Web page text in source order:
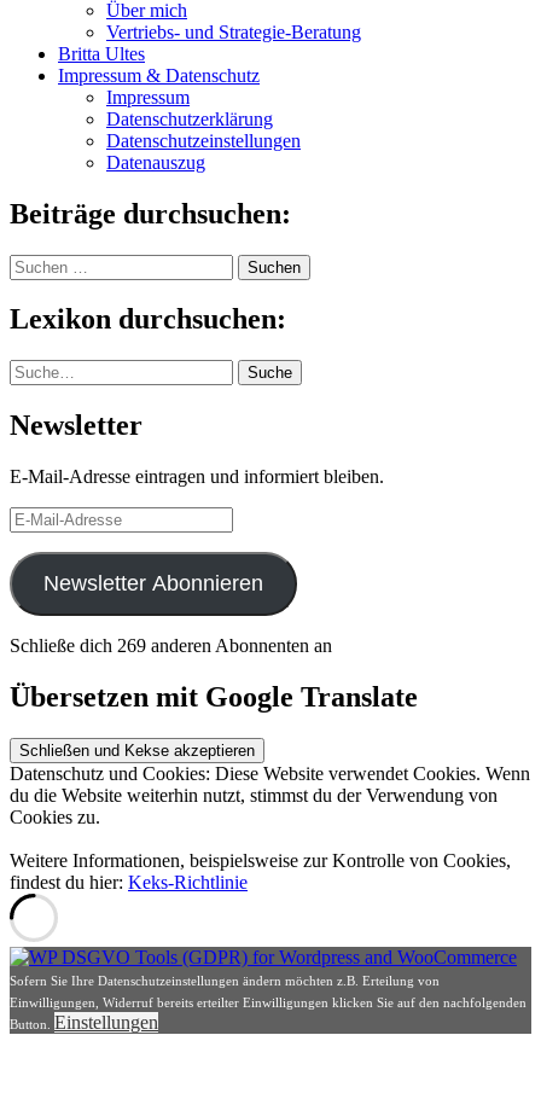
Über mich
Vertriebs- und Strategie-Beratung
Britta Ultes
Impressum & Datenschutz
Impressum
Datenschutzerklärung
Datenschutzeinstellungen
Datenauszug
Beiträge durchsuchen:
Suchen
nach:
Lexikon durchsuchen:
Suche Suche
Newsletter
E-Mail-Adresse eintragen und informiert bleiben.
E-
Mail-
Adresse
Newsletter Abonnieren
Schließe dich 269 anderen Abonnenten an
Übersetzen mit Google Translate
Datenschutz und Cookies: Diese Website verwendet Cookies. Wenn
du die Website weiterhin nutzt, stimmst du der Verwendung von
Cookies zu.
Weitere Informationen, beispielsweise zur Kontrolle von Cookies,
findest du hier: Keks-Richtlinie
Sofern Sie Ihre Datenschutzeinstellungen ändern möchten z.B. Erteilung von
Einwilligungen, Widerruf bereits erteilter Einwilligungen klicken Sie auf den nachfolgenden
Button. Einstellungen